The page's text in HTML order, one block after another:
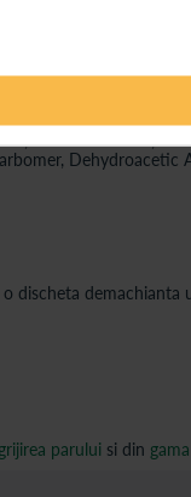
Cucumis Sativus
Butter*, Persea
Disodium EDTA,
Dehydroacetic
discheta demachianta
parului si din